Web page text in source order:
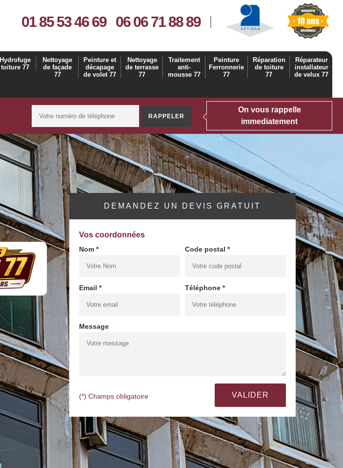
01 85 53 46 69 06 06 71 88 89
Hydrofuge
toiture 77
Nettoyage
de façade
77
Peinture et
décapage
de volet 77
Nettoyage
de terrasse
77
Traitement
anti-
mousse 77
Peinture
Ferronnerie
77
Réparation
de toiture
77
Réparateur
installateur
de velux 77
On vous rappelle
immediatement
DEMANDEZ UN DEVIS GRATUIT
Vos coordonnées
Nom * Code postal *
Email * Téléphone *
Message
(*) Champs obligatoire